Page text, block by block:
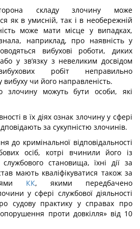
складу злочину може
як в умисній, так і в необережній
може мати місце у випадках,
наприклад, про наявність у
вибухові роботи, диких
у зв’язку з невеликим досвідом
робіт не­правильно
вибуху чи його направленість.
злочину можуть бути особи, які
в їх діях ознак злочину у сфері
за сукупністю злочинів.
до кримінальної відповідальності
осіб, котрі вчинили його із
становища, їхні дії за
мають кваліфікуватися також за
КК, якими передбачено
у сфері службової діяльності
судову практику у справах про
проти довкілля» від 10